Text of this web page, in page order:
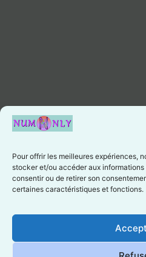
Pour offrir les meilleures expériences,
stocker et/ou accéder aux
consentir ou de retirer son
certaines caractéristiques et fonctions.
Cookie